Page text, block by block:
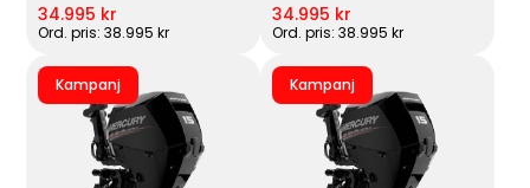
34.995 kr
Ord. pris: 38.995 kr
34.995 kr
Ord. pris: 38.995 kr
Kampanj Kampanj